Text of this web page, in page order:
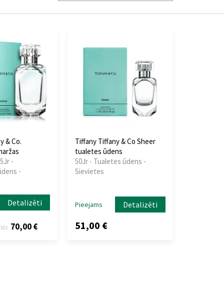
& Co.
-
-
Detalizēti
70,00 €
Tiffany Tiffany & Co Sheer
tualetes ūdens
50Jr - Tualetes ūdens -
Sievietes
Pieejams Detalizēti
51,00 €